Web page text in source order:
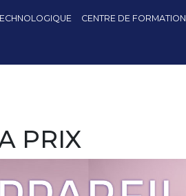
CENTRE DE FORMATION
PRIX